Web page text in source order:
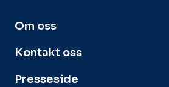
Om oss
Kontakt oss
Presseside